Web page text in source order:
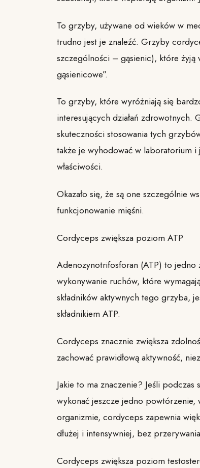
To grzyby, używane od wieków w
trudno jest je znaleźć. Grzyby
szczególności – gąsienic), które
gąsienicowe”.
To grzyby, które wyróżniają się
interesujących działań zdrowotnych.
skuteczności stosowania tych
także je wyhodować w laboratorium
właściwości.
Okazało się, że są one szczególnie
funkcjonowanie mięśni.
Cordyceps zwiększa poziom ATP
Adenozynotrifosforan (ATP) to jedno
wykonywanie ruchów, które
składników aktywnych tego grzyba,
składnikiem ATP.
Cordyceps znacznie zwiększa
zachować prawidłową aktywność,
Jakie to ma znaczenie? Jeśli
wykonać jeszcze jedno powtórzenie,
organizmie, cordyceps zapewnia
dłużej i intensywniej, bez
Cordyceps zwiększa poziom